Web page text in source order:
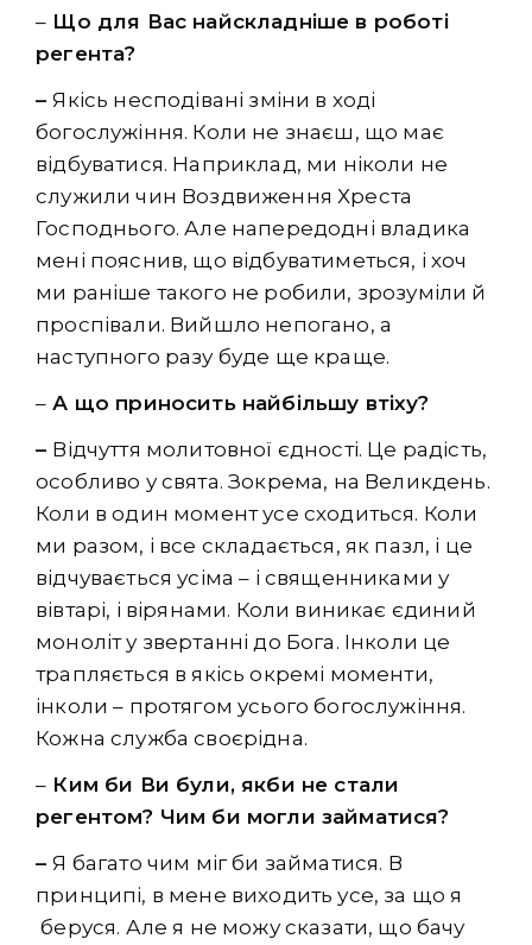
– Що для Вас найскладніше в роботі
регента?
–Якісь несподівані зміни в ході
богослужіння. Коли не знаєш, що має
відбуватися. Наприклад, ми ніколи не
служили чин Воздвиження Хреста
Господнього. Але напередодні владика
мені пояснив, що відбуватиметься, і хоч
ми раніше такого не робили, зрозуміли й
проспівали. Вийшло непогано, а
наступного разу буде ще краще.
– А що приносить найбільшу втіху?
– Відчуття молитовної єдності. Це радість,
особливо у свята. Зокрема, на Великдень.
Коли в один момент усе сходиться. Коли
ми разом, і все складається, як пазл, і це
відчувається усіма – і священниками у
вівтарі, і вірянами. Коли виникає єдиний
моноліт у звертанні до Бога. Інколи це
трапляється в якісь окремі моменти,
інколи – протягом усього богослужіння.
Кожна служба своєрідна.
– Ким би Ви були, якби не стали
регентом? Чим би могли займатися?
–Я багато чим міг би займатися. В
принципі, в мене виходить усе, за що я
беруся. Але я не можу сказати, що бачу